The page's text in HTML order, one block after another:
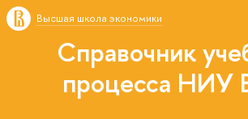
Высшая школа экономики
Справочник
процесса